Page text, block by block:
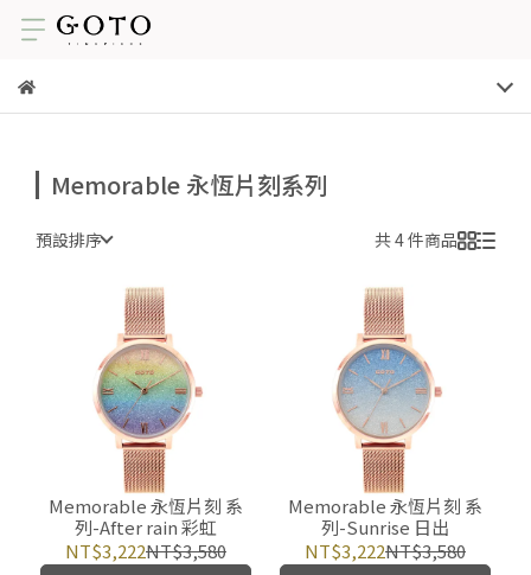
Memorable 永恆片刻系列
預設排序 共 4 件商品
Memorable 永恆片刻 系
列-After rain 彩虹
NT$3,222NT$3,580
Memorable 永恆片刻 系
列-Sunrise 日出
NT$3,222NT$3,580